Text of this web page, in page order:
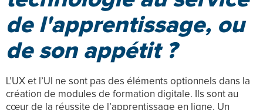
de l'apprentissage, ou
de son appétit ?
L’UX et l’UI ne sont pas des éléments optionnels dans la
création de modules de formation digitale. Ils sont au
cœur de la réussite de l’apprentissage en ligne. Un